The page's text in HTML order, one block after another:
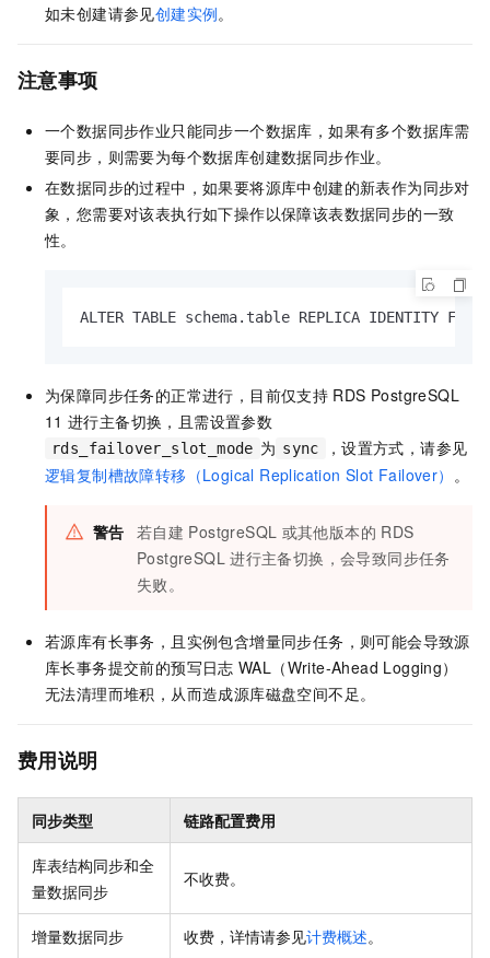
如未创建请参见创建实例。
注意事项
一个数据同步作业只能同步一个数据库，如果有多个数据库需
要同步，则需要为每个数据库创建数据同步作业。
在数据同步的过程中，如果要将源库中创建的新表作为同步对
象，您需要对该表执行如下操作以保障该表数据同步的一致
性。
ALTER TABLE schema.table REPLICA IDENTITY FULL;
为保障同步任务的正常进行，目前仅支持 RDS PostgreSQL
11 进行主备切换，且需设置参数
rds_failover_slot_mode 为 sync
，设置方式，请参见
逻辑复制槽故障转移（Logical Replication Slot Failover） 。
警告 若自建 PostgreSQL 或其他版本的 RDS
PostgreSQL 进行主备切换，会导致同步任务
失败。
若源库有长事务，且实例包含增量同步任务，则可能会导致源
库长事务提交前的预写日志 WAL（Write-Ahead Logging）
无法清理而堆积，从而造成源库磁盘空间不足。
费用说明
同步类型 链路配置费用
库表结构同步和全
量数据同步
不收费。
增量数据同步 收费，详情请参见计费概述。